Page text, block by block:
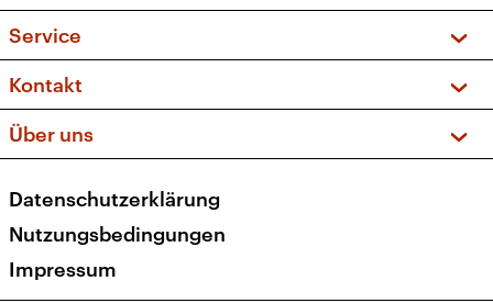
Sendungen und Podcasts
Musikliste
Kakadu – Das Kinderprogramm
Frequenzen (UKW + DAB+)
Service
FAQ
Apps
Newsletter
Veranstaltungen
Kontakt
Social Media
Über uns
Presse
Karriere
Transparenz
Datenschutzerklärung
Nutzungsbedingungen
Impressum